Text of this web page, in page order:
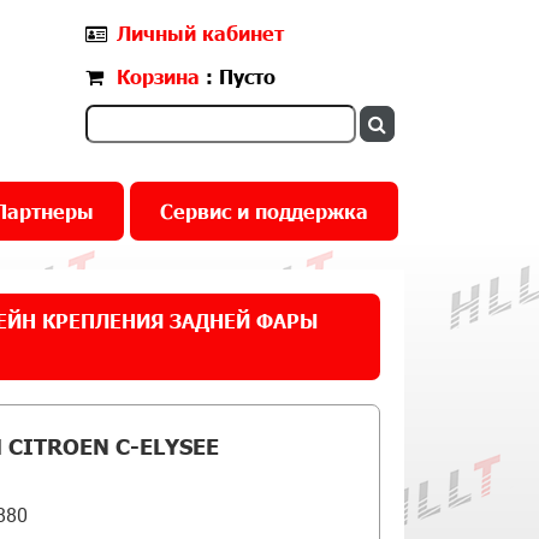
Личный кабинет
Корзина : Пусто
Сервис и поддержка
КРЕПЛЕНИЯ ЗАДНЕЙ ФАРЫ
C-ELYSEE